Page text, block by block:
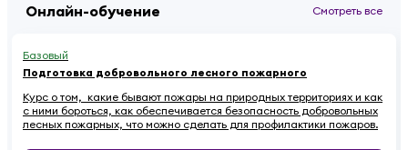
Онлайн-обучение Смотреть все
Базовый
Подготовка добровольного лесного пожарного
Курс о том, какие бывают пожары на природных территориях и как
с ними бороться, как обеспечивается безопасность добровольных
лесных пожарных, что можно сделать для профилактики пожаров.